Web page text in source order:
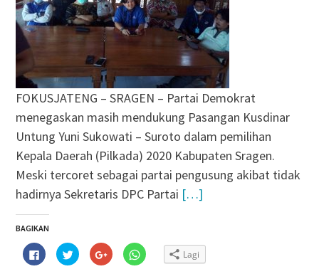
FOKUSJATENG – SRAGEN – Partai Demokrat
menegaskan masih mendukung Pasangan Kusdinar
Untung Yuni Sukowati – Suroto dalam pemilihan
Kepala Daerah (Pilkada) 2020 Kabupaten Sragen.
Meski tercoret sebagai partai pengusung akibat tidak
hadirnya Sekretaris DPC Partai […]
BAGIKAN
Klik
untuk
membagikan
Klik
untuk
berbagi
Klik
untuk
berbagi
Klik
untuk Lagi